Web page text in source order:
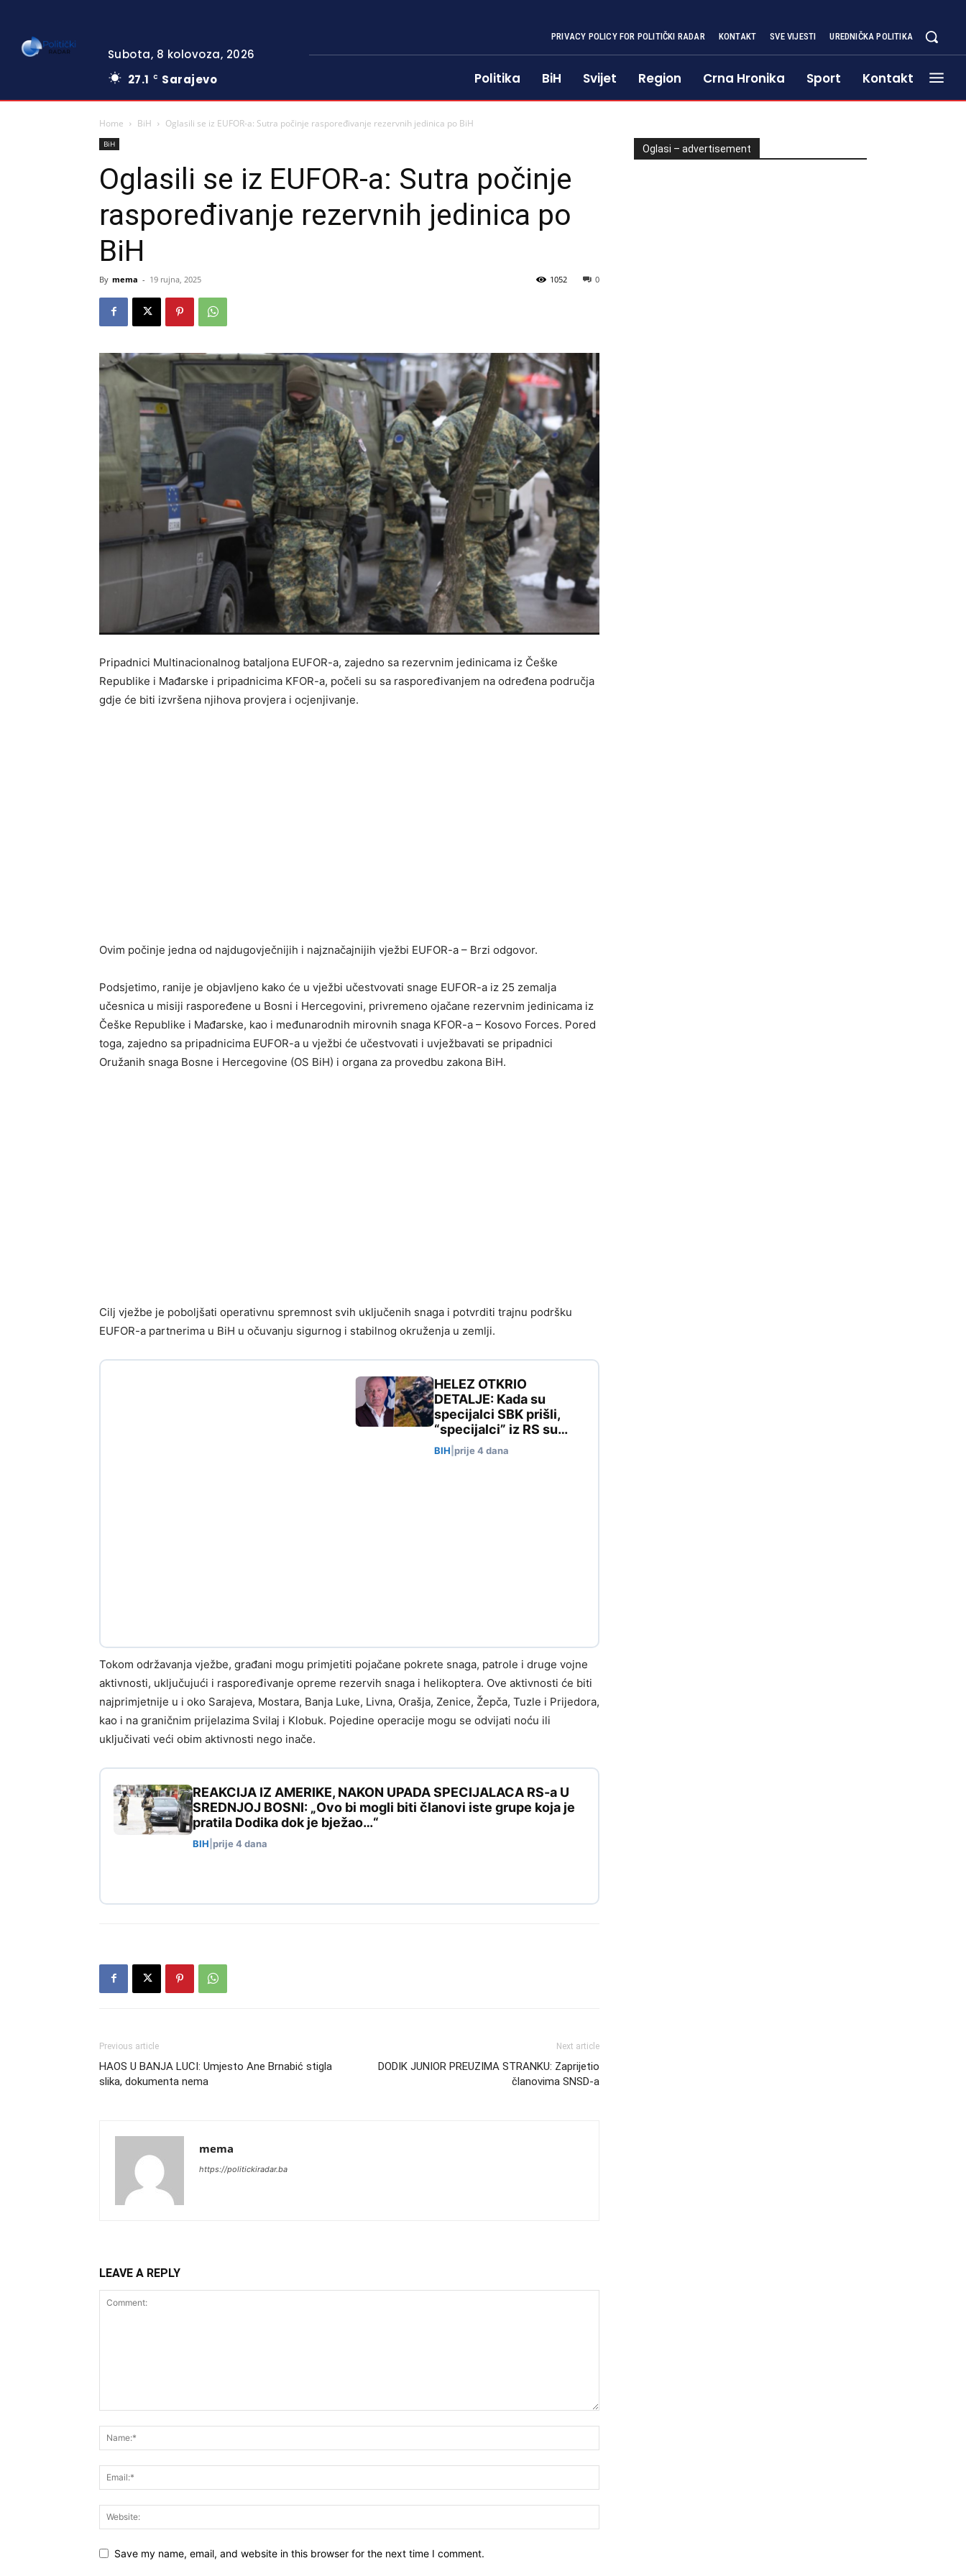
Subota, 8 kolovoza, 2026
27.1
C Sarajevo
PRIVACY POLICY FOR POLITIČKI RADAR KONTAKT SVE VIJESTI UREDNIČKA POLITIKA
Politika BiH Svijet Region Crna Hronika Sport Kontakt
Home BiH Oglasili se iz EUFOR-a: Sutra počinje raspoređivanje rezervnih jedinica po BiH
BiH
Oglasili se iz EUFOR-a: Sutra počinje
raspoređivanje rezervnih jedinica po
BiH
By mema - 19 rujna, 2025 0
1052
Pripadnici Multinacionalnog bataljona EUFOR-a, zajedno sa rezervnim jedinicama iz Češke
Republike i Mađarske i pripadnicima KFOR-a, počeli su sa raspoređivanjem na određena područja
gdje će biti izvršena njihova provjera i ocjenjivanje.
Ovim počinje jedna od najdugovječnijih i najznačajnijih vježbi EUFOR-a – Brzi odgovor.
Podsjetimo, ranije je objavljeno kako će u vježbi učestvovati snage EUFOR-a iz 25 zemalja
učesnica u misiji raspoređene u Bosni i Hercegovini, privremeno ojačane rezervnim jedinicama iz
Češke Republike i Mađarske, kao i međunarodnih mirovnih snaga KFOR-a – Kosovo Forces. Pored
toga, zajedno sa pripadnicima EUFOR-a u vježbi će učestvovati i uvježbavati se pripadnici
Oružanih snaga Bosne i Hercegovine (OS BiH) i organa za provedbu zakona BiH.
Cilj vježbe je poboljšati operativnu spremnost svih uključenih snaga i potvrditi trajnu podršku
EUFOR-a partnerima u BiH u očuvanju sigurnog i stabilnog okruženja u zemlji.
HELEZ OTKRIO
DETALJE: Kada su
specijalci SBK prišli,
“specijalci” iz RS su…
BIH prije 4 dana
Tokom održavanja vježbe, građani mogu primjetiti pojačane pokrete snaga, patrole i druge vojne
aktivnosti, uključujući i raspoređivanje opreme rezervih snaga i helikoptera. Ove aktivnosti će biti
najprimjetnije u i oko Sarajeva, Mostara, Banja Luke, Livna, Orašja, Zenice, Žepča, Tuzle i Prijedora,
kao i na graničnim prijelazima Svilaj i Klobuk. Pojedine operacije mogu se odvijati noću ili
uključivati veći obim aktivnosti nego inače.
REAKCIJA IZ AMERIKE, NAKON UPADA SPECIJALACA RS-a U
SREDNJOJ BOSNI: „Ovo bi mogli biti članovi iste grupe koja je
pratila Dodika dok je bježao…“
BIH prije 4 dana
Previous article
HAOS U BANJA LUCI: Umjesto Ane Brnabić stigla
slika, dokumenta nema
Next article
DODIK JUNIOR PREUZIMA STRANKU: Zaprijetio
članovima SNSD-a
mema
https://politickiradar.ba
LEAVE A REPLY
Save my name, email, and website in this browser for the next time I comment.
Oglasi – advertisement